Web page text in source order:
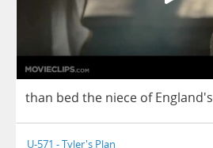
than bed the niece ofEngland's
U-571 - Tyler's Plan